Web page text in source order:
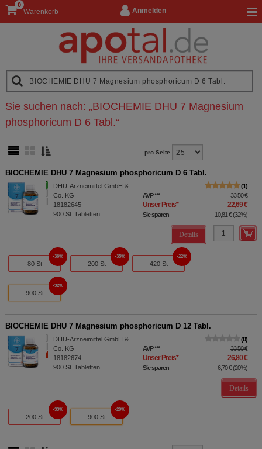
Anmelden
Warenkorb
0
Sie suchen nach: „BIOCHEMIE DHU 7 Magnesium
phosphoricum D 6 Tabl.“
pro Seite
BIOCHEMIE DHU 7 Magnesium phosphoricum D 6 Tabl.
DHU-Arzneimittel GmbH &
Co. KG
18182645
900 St Tabletten
1
AVP*** 33,50 €
Unser Preis* 22,69 €
Sie sparen 10,81 €(32%)
Details
80 St
36%
200 St
35%
420 St
22%
900 St
32%
BIOCHEMIE DHU 7 Magnesium phosphoricum D 12 Tabl.
DHU-Arzneimittel GmbH &
Co. KG
18182674
900 St Tabletten
0
AVP*** 33,50 €
Unser Preis* 26,80 €
Sie sparen 6,70 €(20%)
Details
200 St
33%
900 St
20%